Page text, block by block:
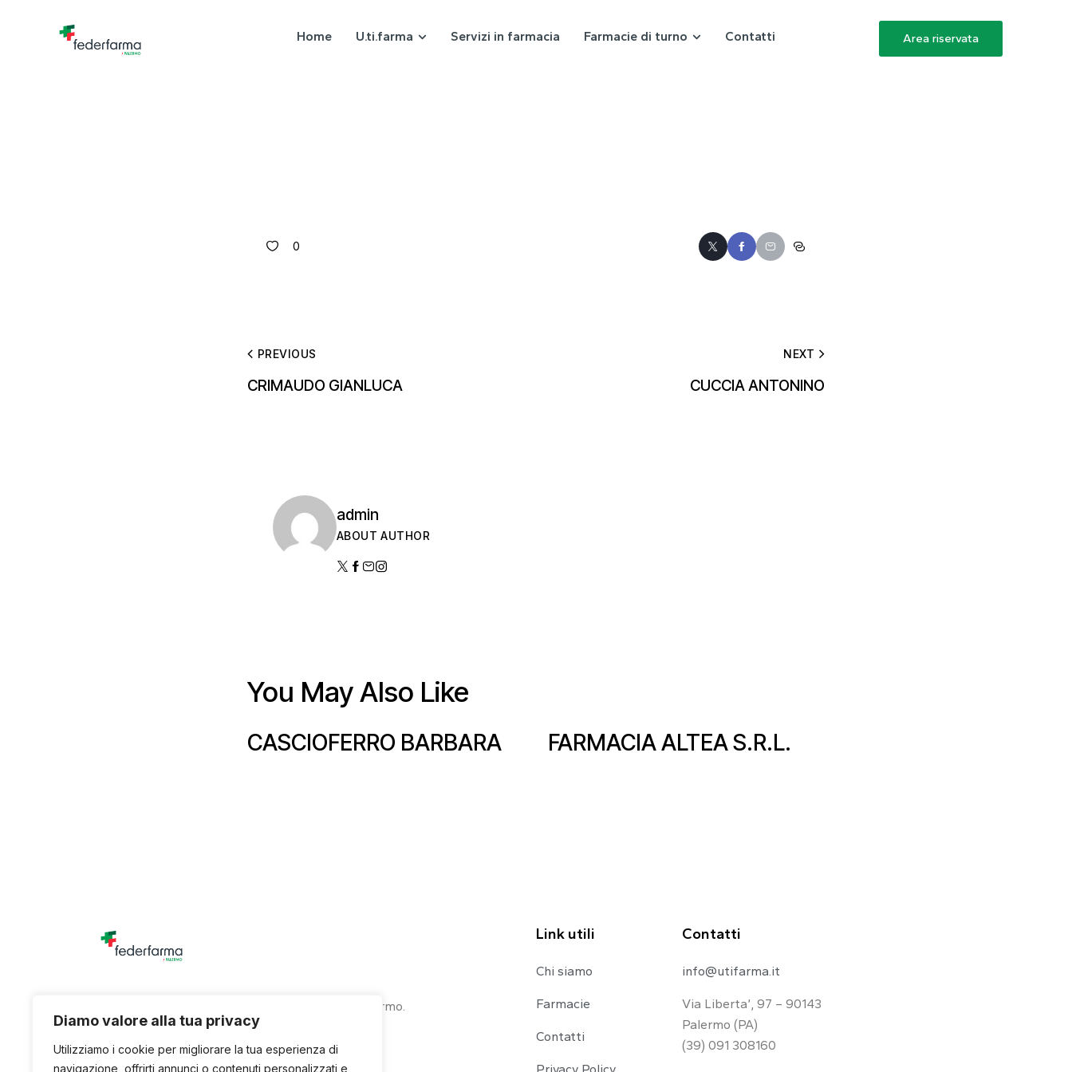
Diamo valore alla tua privacy
Utilizziamo i cookie per migliorare la tua esperienza di
navigazione, offrirti annunci o contenuti personalizzati e
Home U.ti.farma Servizi in farmacia Farmacie di turno Contatti Area riservata
0
PREVIOUS
CRIMAUDO GIANLUCA
NEXT
CUCCIA ANTONINO
admin
ABOUT AUTHOR
You May Also Like
CASCIOFERRO BARBARA FARMACIA ALTEA S.R.L.
Unione titolari di farmacia della provincia di Palermo.
Link utili
Chi siamo
Farmacie
Contatti
Privacy Policy
Contatti
info@utifarma.it
Via Liberta’, 97 – 90143
Palermo (PA)
(39) 091 308160